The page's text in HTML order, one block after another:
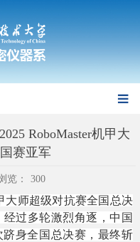
RoboMaster机甲大
赛亚军
览： 300
大师超级对抗赛全国总决
过多轮激烈角逐，中国
跻身全国总决赛，最终斩